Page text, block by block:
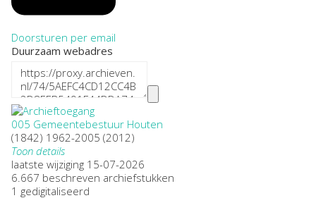
Doorsturen per email
Duurzaam webadres
005 Gemeentebestuur Houten
(1842) 1962-2005 (2012)
Toon details
Datering:
(1842) 1962-2005 (2012)
Plaatsnaam:
laatste wijziging 15-07-2026
6.667 beschreven archiefstukken
1 gedigitaliseerd